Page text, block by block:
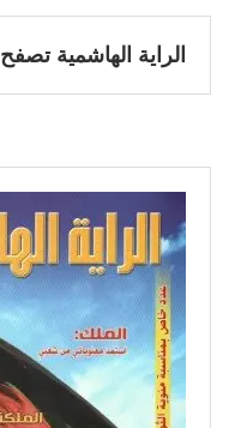
الراية الهاشمية تصفح